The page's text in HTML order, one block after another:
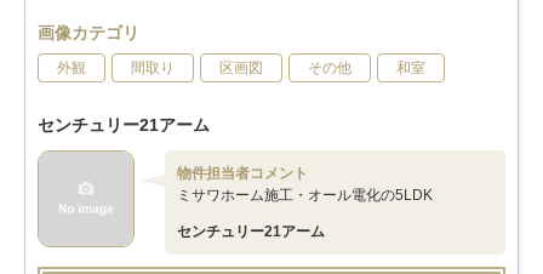
画像カテゴリ
外観 間取り 区画図 その他 和室
センチュリー21アーム
物件担当者コメント
ミサワホーム施工・オール電化の5LDK
センチュリー21アーム